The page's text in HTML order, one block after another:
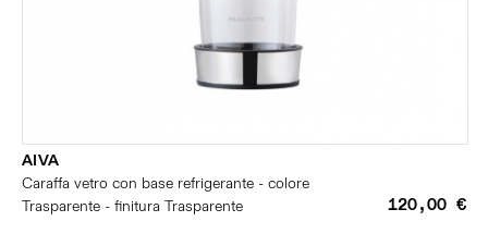
AIVA
Caraffa vetro con base refrigerante - colore
Trasparente - finitura Trasparente
120,00 €